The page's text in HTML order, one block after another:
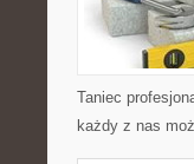
Taniec
każdy z nas